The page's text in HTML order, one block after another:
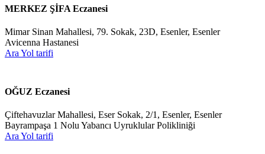
MERKEZ ŞİFA Eczanesi
Mimar Sinan Mahallesi, 79. Sokak, 23D, Esenler, Esenler
Avicenna Hastanesi
Ara Yol tarifi
OĞUZ Eczanesi
Çiftehavuzlar Mahallesi, Eser Sokak, 2/1, Esenler, Esenler
Bayrampaşa 1 Nolu Yabancı Uyruklular Polikliniği
Ara Yol tarifi